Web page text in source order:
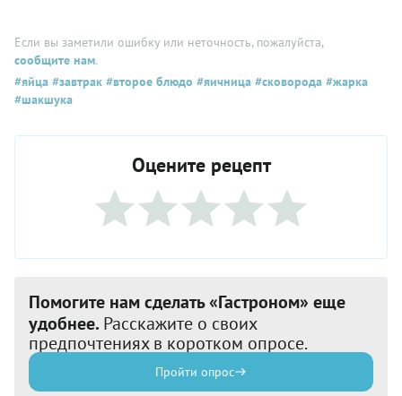
Если вы заметили ошибку или неточность, пожалуйста,
сообщите нам.
#яйца #завтрак #второе блюдо #яичница #сковорода #жарка
#шакшука
Оцените рецепт
Помогите нам сделать «Гастроном» еще
удобнее. Расскажите о своих
предпочтениях в коротком опросе.
Пройти опрос